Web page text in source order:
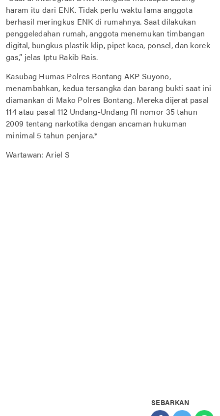
haram itu dari ENK. Tidak perlu waktu lama anggota
berhasil meringkus ENK di rumahnya. Saat dilakukan
penggeledahan rumah, anggota menemukan timbangan
digital, bungkus plastik klip, pipet kaca, ponsel, dan korek
gas,” jelas Iptu Rakib Rais.
Kasubag Humas Polres Bontang AKP Suyono,
menambahkan, kedua tersangka dan barang bukti saat ini
diamankan di Mako Polres Bontang. Mereka dijerat pasal
114 atau pasal 112 Undang-Undang RI nomor 35 tahun
2009 tentang narkotika dengan ancaman hukuman
minimal 5 tahun penjara.*
Wartawan: Ariel S
SEBARKAN